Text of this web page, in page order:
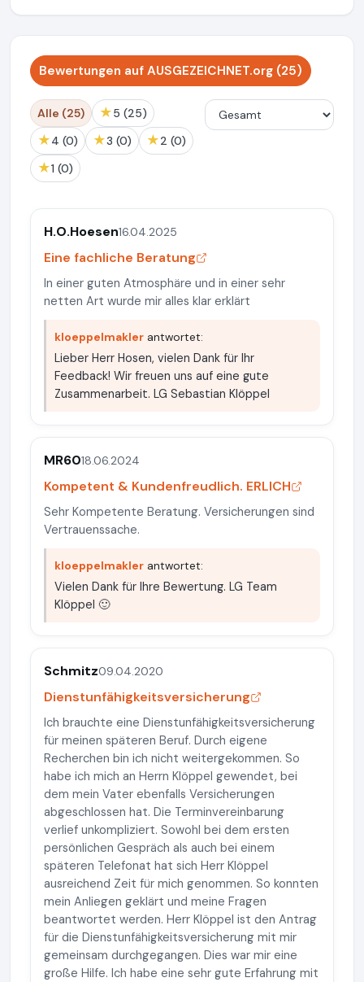
Bewertungen auf AUSGEZEICHNET.org (25)
Alle (25) ★ 5 (25)
★ 4 (0) ★ 3 (0) ★ 2 (0)
★ 1 (0)
H.O.Hoesen16.04.2025
Eine fachliche Beratung
In einer guten Atmosphäre und in einer sehr
netten Art wurde mir alles klar erklärt
kloeppelmakler antwortet:
Lieber Herr Hosen, vielen Dank für Ihr
Feedback! Wir freuen uns auf eine gute
Zusammenarbeit. LG Sebastian Klöppel
MR6018.06.2024
Kompetent & Kundenfreudlich. ERLICH
Sehr Kompetente Beratung. Versicherungen sind
Vertrauenssache.
kloeppelmakler antwortet:
Vielen Dank für Ihre Bewertung. LG Team
Klöppel 🙂
Schmitz09.04.2020
Dienstunfähigkeitsversicherung
Ich brauchte eine Dienstunfähigkeitsversicherung
für meinen späteren Beruf. Durch eigene
Recherchen bin ich nicht weitergekommen. So
habe ich mich an Herrn Klöppel gewendet, bei
dem mein Vater ebenfalls Versicherungen
abgeschlossen hat. Die Terminvereinbarung
verlief unkompliziert. Sowohl bei dem ersten
persönlichen Gespräch als auch bei einem
späteren Telefonat hat sich Herr Klöppel
ausreichend Zeit für mich genommen. So konnten
mein Anliegen geklärt und meine Fragen
beantwortet werden. Herr Klöppel ist den Antrag
für die Dienstunfähigkeitsversicherung mit mir
gemeinsam durchgegangen. Dies war mir eine
große Hilfe. Ich habe eine sehr gute Erfahrung mit